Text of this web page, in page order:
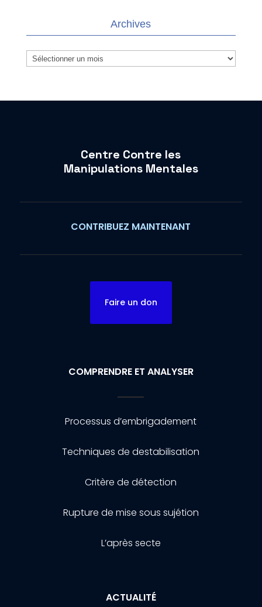
Archives
Archives
Centre Contre les
Manipulations Mentales
CONTRIBUEZ MAINTENANT
Faire un don
COMPRENDRE ET ANALYSER
Processus d’embrigadement
Techniques de destabilisation
Critère de détection
Rupture de mise sous sujétion
L’après secte
ACTUALITÉ